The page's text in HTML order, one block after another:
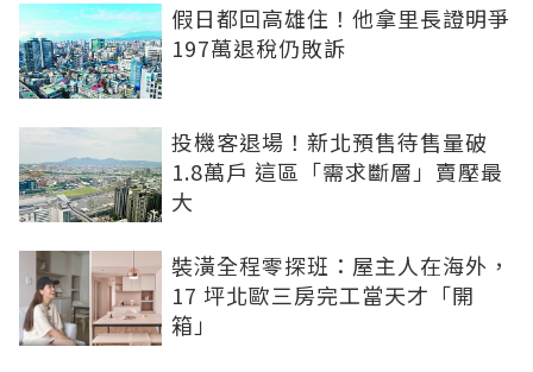
假日都回高雄住！他拿里長證明爭
197萬退稅仍敗訴
投機客退場！新北預售待售量破
1.8萬戶 這區「需求斷層」賣壓最
大
裝潢全程零探班：屋主人在海外，
17 坪北歐三房完工當天才「開
箱」